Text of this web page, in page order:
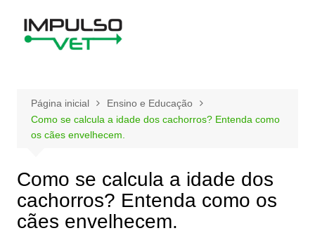
Página inicial
Ensino e Educação
Como se calcula a idade dos cachorros? Entenda como
os cães envelhecem.
Como se calcula a idade dos
cachorros? Entenda como os
cães envelhecem.